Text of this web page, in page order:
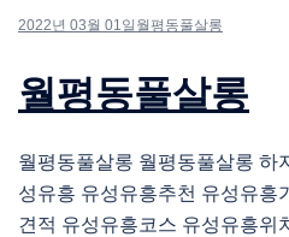
2022년 03월 01일 월평동풀살롱
월평동풀살롱
월평동풀살롱 월평동풀살롱 하
성유흥 유성유흥추천 유성유흥
견적 유성유흥코스 유성유흥